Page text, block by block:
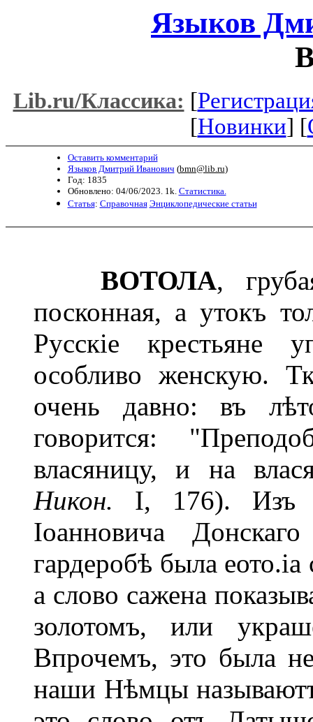
Языков
Lib.ru/Классика: [
[Новинки] [
Оставить комментарий
Языков Дмитрий Иванович (bmn@lib.ru)
Год: 1835
Обновлено: 04/06/2023. 1k. Статистика.
Статья: Справочная Энциклопедические статьи
ВОТОЛА,
посконная, а утокъ
Русскіе крестьяне
особливо женскую.
очень давно: въ
говорится:
власяницу, и на
Никон. I, 176). Изъ
Іоанновича
гардеробѣ была
а слово сажена
золотомъ, или
Впрочемъ, это была
наши Нѣмцы